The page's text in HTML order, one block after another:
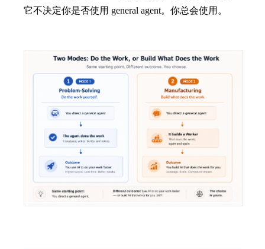
它不决定你是否使用 general agent。你总会使用。